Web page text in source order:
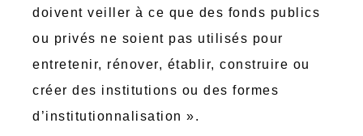
doivent veiller à ce que des fonds publics
ou privés ne soient pas utilisés pour
entretenir, rénover, établir, construire ou
créer des institutions ou des formes
d’institutionnalisation ».